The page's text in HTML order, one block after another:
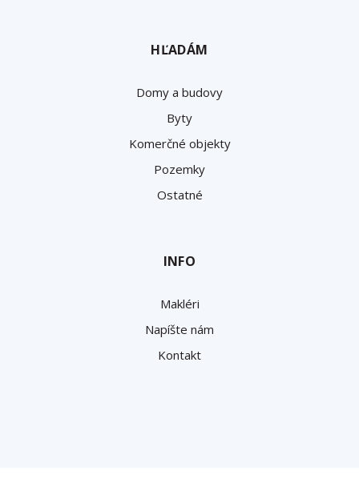
HĽADÁM
Domy a budovy
Byty
Komerčné objekty
Pozemky
Ostatné
INFO
Makléri
Napíšte nám
Kontakt